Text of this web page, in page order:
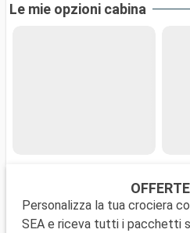
Le mie opzioni cabina
Personalizza la tua crociera
SEA e riceva tutti i pacchetti